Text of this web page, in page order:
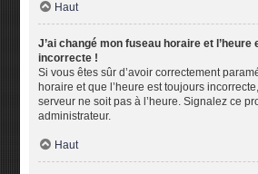
Haut
J’ai changé mon fuseau horaire et l’heure
incorrecte !
Si vous êtes sûr d’avoir correctement
horaire et que l’heure est toujours
serveur ne soit pas à l’heure. Signalez ce
administrateur.
Haut